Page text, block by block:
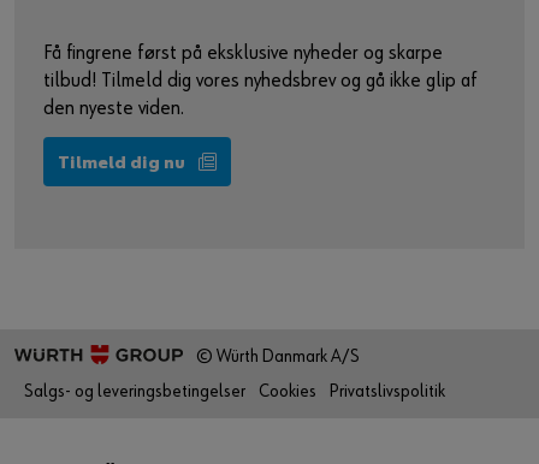
Få fingrene først på eksklusive nyheder og skarpe
tilbud! Tilmeld dig vores nyhedsbrev og gå ikke glip af
den nyeste viden.
Tilmeld dig nu
© Würth Danmark A/S
Salgs- og leveringsbetingelser
Cookies Privatslivspolitik